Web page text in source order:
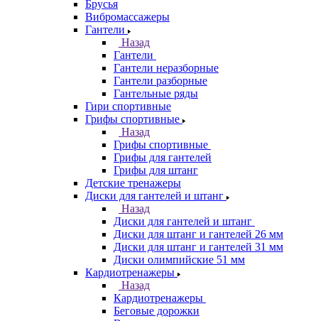
Брусья
Вибромассажеры
Гантели
Назад
Гантели
Гантели неразборные
Гантели разборные
Гантельные ряды
Гири спортивные
Грифы спортивные
Назад
Грифы спортивные
Грифы для гантелей
Грифы для штанг
Детские тренажеры
Диски для гантелей и штанг
Назад
Диски для гантелей и штанг
Диски для штанг и гантелей 26 мм
Диски для штанг и гантелей 31 мм
Диски олимпийские 51 мм
Кардиотренажеры
Назад
Кардиотренажеры
Беговые дорожки